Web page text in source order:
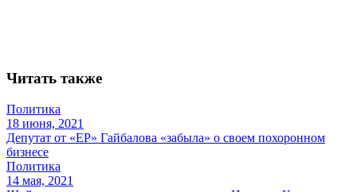
Читать также
Политика
18 июня, 2021
Депутат от «ЕР» Гайбалова «забыла» о своем похоронном
бизнесе
Политика
14 мая, 2021